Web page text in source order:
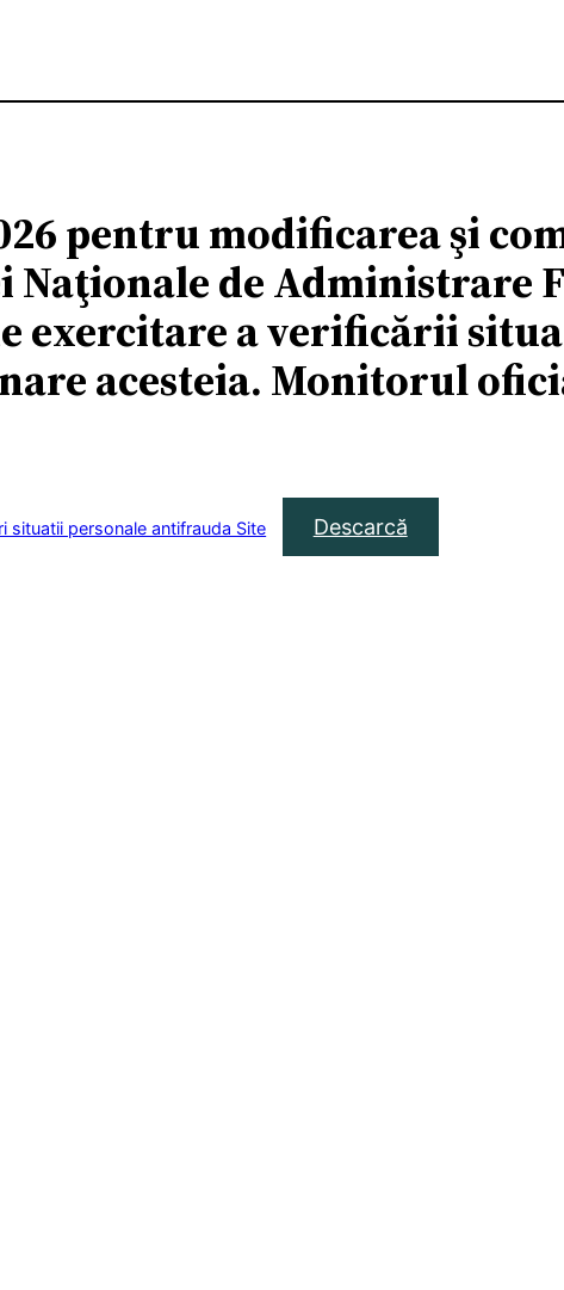
pentru modificarea şi
de Administrare
exercitare a verificării
acesteia. Monitorul
situatii personale antifrauda Site Descarcă